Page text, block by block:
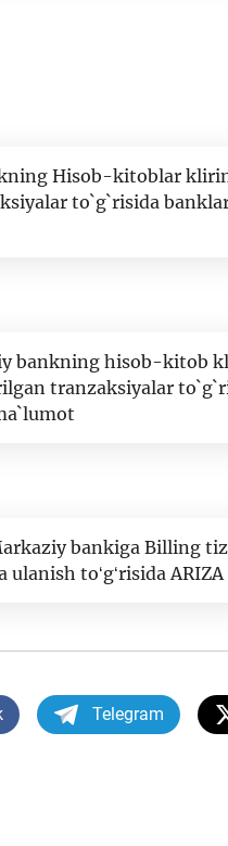
Hisob-kitoblar
to`g`risida
bankning hisob-kitob
tranzaksiyalar
bankiga Billing
toʻgʻrisida
Telegram